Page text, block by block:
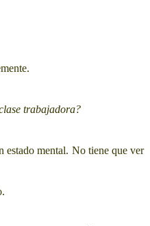
trabajadora?
estado mental. No tiene que ver